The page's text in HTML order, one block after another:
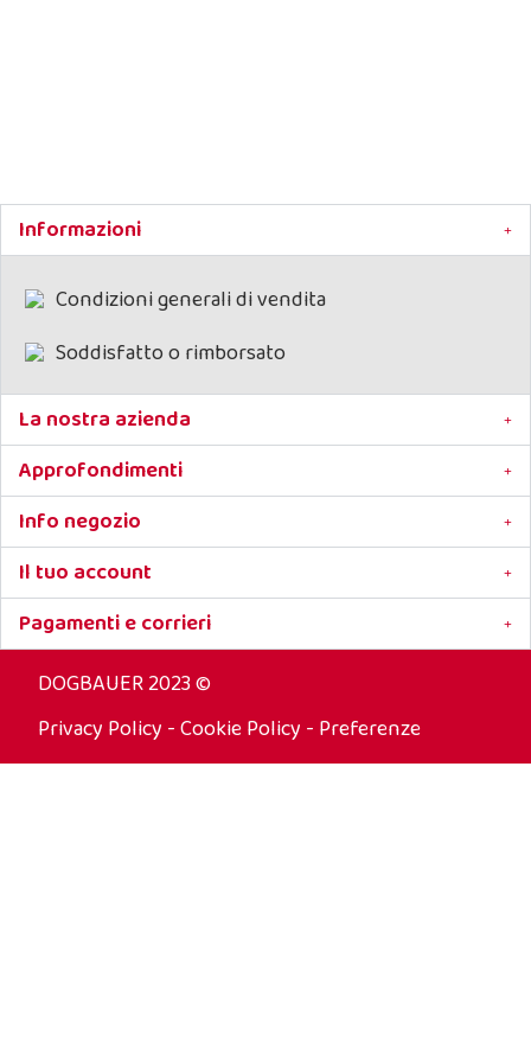
Lozione detergente agrumata
utile per la pulizia quotidiana di cuccioli e animali
Pulizia del pelo
Lascia una gradevole profumazione agrumata
Pelo lucido e nutrimento per la pelle
Utilizzo facile e veloce
Non altera il PH della pelle del cane
Non irrita e non disturba
Indicato anche per i genitali e il muso
Non necessita di risciacquo
Flacone da 125 ml
Informazioni
Condizioni generali di vendita
Soddisfatto o rimborsato
La nostra azienda
Approfondimenti
Info negozio
Il tuo account
Pagamenti e corrieri
DOGBAUER 2023 ©
Privacy Policy -Cookie Policy - Preferenze